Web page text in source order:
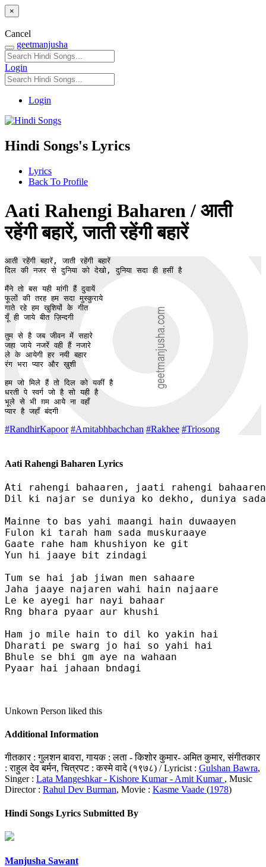
×
Cancel
geetmanjusha
Login
Login
Hindi Songs's Lyrics
Lyrics
Back To Profile
Aati Rahengi Baharen / आती
रहेंगी बहारें, जाती रहेंगी बहारें
आती रहेंगी बहारें, जाती रहेंगी बहारें
दिल की नजर से दुनिया को देखो, दुनिया सदा ही हसीं है
मैंने तो बस यही मांगी हैं दुवायें
फूलों की तरह हम सदा मुस्कुराये
गाते रहे हम खुशियों के गीत
यूँ ही जाये बीत ज़िन्दगी
तुम से है जब जीवन में सहारे
जहा जाये नजरें वही हैं नजारे
ले के आयेगी हर नयी बहार
रंग भरा प्यार और ख़ुशी
हम जो मिले हैं तो दिल को यकीं है
धरती पे स्वर्ग जो है सो यही है
भूले से भी ग़म आये ना वहाँ
प्यार है जहाँ बंदगी
#RandhirKapoor #Amitabhbachchan #Rakhee #Triosong
Aati Rahengi Baharen Lyrics
Ati rahengi bahaaren, jaati rahengi
Dil ki najar se duniya ko dekho, duniya
Mainne to bas yahi maangi hain duwaayen
Fulon ki tarah ham sada muskuraaye
Gaate rahe ham khushiyon ke git
Yun hi jaaye bit zindagi
Tum se hai jab jiwan men sahaare
Jaha jaaye najaren wahi hain najaare
Le ke ayegi har nayi bahaar
Rng bhara pyaar aur khushi
Ham jo mile hain to dil ko yakin hai
Dharati pe swarg jo hai so yahi hai
Bhule se bhi gm aye na wahaan
Pyaar hai jahaan bndagi
Unkown Person liked this
Additional Information
गीतकार : गुलशन बावरा, गायक : लता - किशोर कुमार- अमित कुमार, संगीतकार
: राहुल देव बर्मन, चित्रपट : कस्मे वादे (१९७८) / Lyricist : Gulshan Bawra,
Singer : Lata Mangeshkar - Kishore Kumar - Amit Kumar , Music
Director : Rahul Dev Burman, Movie : Kasme Vaade (1978)
Hindi Songs Lyrics Submitted By
Manjusha Sawant